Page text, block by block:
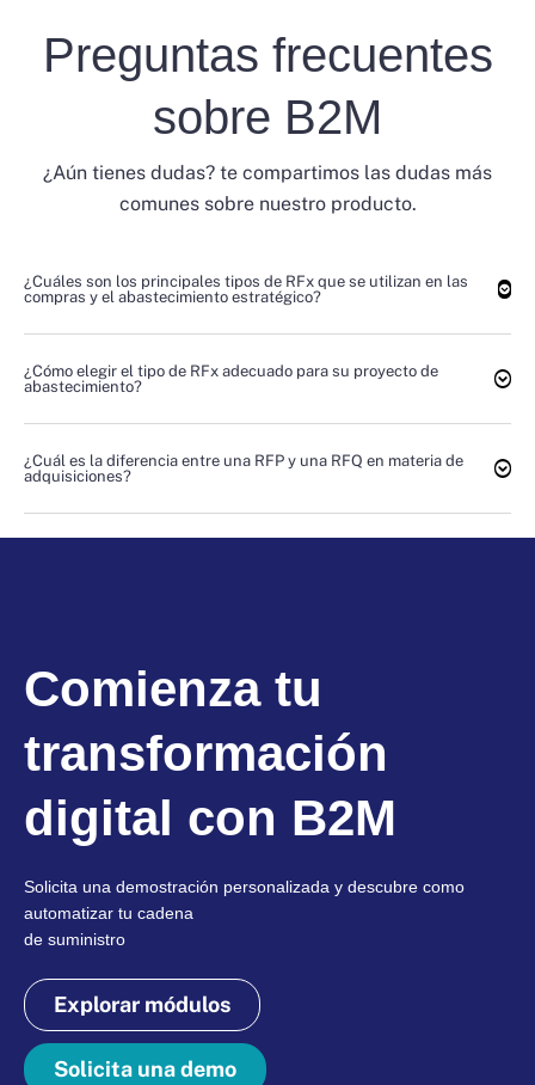
Preguntas frecuentes
sobre B2M
¿Aún tienes dudas? te compartimos las dudas más
comunes sobre nuestro producto.
¿Cuáles son los principales tipos de RFx que se utilizan en las
compras y el abastecimiento estratégico?
¿Cómo elegir el tipo de RFx adecuado para su proyecto de
abastecimiento?
¿Cuál es la diferencia entre una RFP y una RFQ en materia de
adquisiciones?
Comienza tu
transformación
digital con B2M
Solicita una demostración personalizada y descubre como
automatizar tu cadena
de suministro
Explorar módulos
Solicita una demo